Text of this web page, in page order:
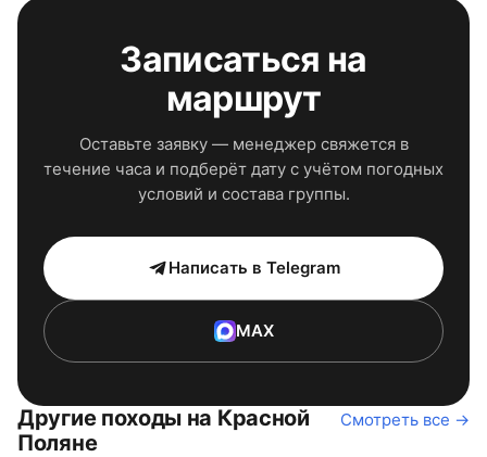
Записаться на
маршрут
Оставьте заявку — менеджер свяжется в
течение часа и подберёт дату с учётом погодных
условий и состава группы.
Написать в Telegram
MAX
Другие походы на Красной
Поляне
Смотреть все →